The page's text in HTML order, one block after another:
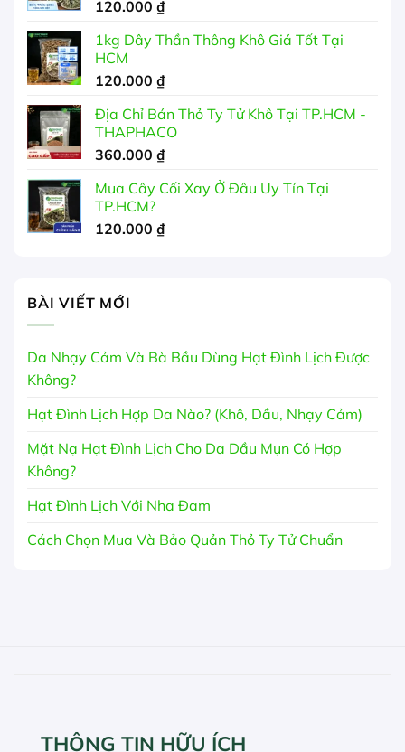
120.000 ₫
1kg Dây Thần Thông Khô Giá Tốt Tại
HCM
120.000 ₫
Địa Chỉ Bán Thỏ Ty Tử Khô Tại TP.HCM -
THAPHACO
360.000 ₫
Mua Cây Cối Xay Ở Đâu Uy Tín Tại
TP.HCM?
120.000 ₫
BÀI VIẾT MỚI
Da Nhạy Cảm Và Bà Bầu Dùng Hạt Đình Lịch Được
Không?
Hạt Đình Lịch Hợp Da Nào? (Khô, Dầu, Nhạy Cảm)
Mặt Nạ Hạt Đình Lịch Cho Da Dầu Mụn Có Hợp
Không?
Hạt Đình Lịch Với Nha Đam
Cách Chọn Mua Và Bảo Quản Thỏ Ty Tử Chuẩn
THÔNG TIN HỮU ÍCH